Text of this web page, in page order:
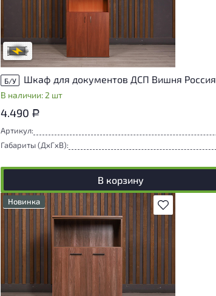
Степень износа находится на стадии
проверки. Вы можете уточнить
дополнительную информацию у
сотрудников магазина
В обработке
Б/У Шкаф для документов ДСП Вишня Россия
В наличии: 2 шт
4.490 Р
Артикул:
Габариты (ДxГxВ):
В корзину
В избранное
Новинка
Состояние товара приближено к новому,
могут присутствовать незначительные
следы эксплуатации